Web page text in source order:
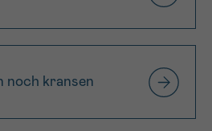
noch kransen